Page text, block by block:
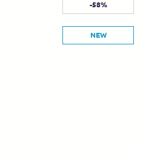
-58%
NEW